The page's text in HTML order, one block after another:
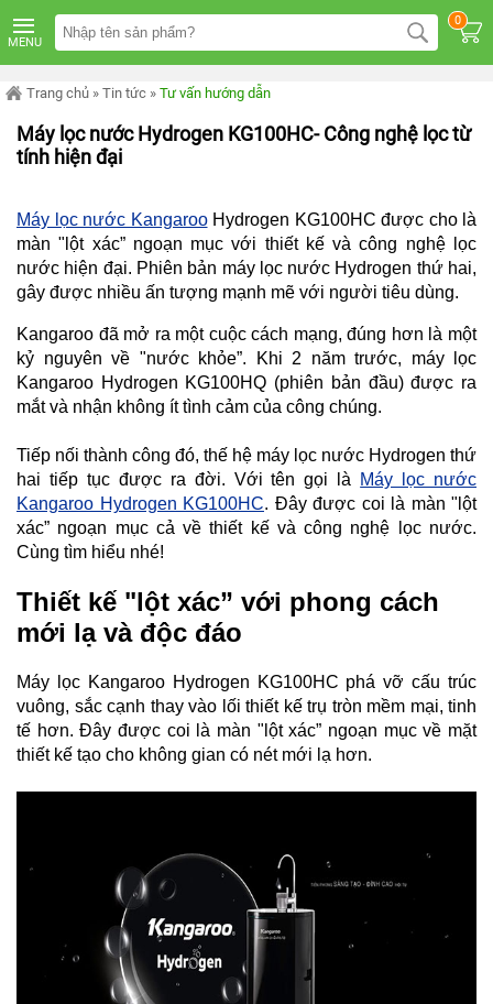
MENU
0
TRANG
CHỦ
LỌC
KANGAROO
ÂM
TỦ
LỌC
NƯỚC
KANGAROO
TỦ
ĐỨNG
LỌC
NƯỚC
KANGAROO
ĐỂ
BÀN
LỌC
NƯỚC
KANGAROO
MÁY
HYDROGEN
KANGAROO
LỌC
NƯỚC
NÓNG
LẠNH
KANGAROO
NƯỚC
Trang chủ » Tin tức » Tư vấn hướng dẫn
Máy lọc nước Hydrogen KG100HC- Công nghệ lọc từ
tính hiện đại
Máy lọc nước KangarooHydrogen KG100HC được cho là
màn "lột xác” ngoạn mục với thiết kế và công nghệ lọc
nước hiện đại. Phiên bản máy lọc nước Hydrogen thứ hai,
gây được nhiều ấn tượng mạnh mẽ với người tiêu dùng.
Kangaroo đã mở ra một cuộc cách mạng, đúng hơn là một
kỷ nguyên về "nước khỏe”. Khi 2 năm trước, máy lọc
Kangaroo Hydrogen KG100HQ (phiên bản đầu) được ra
mắt và nhận không ít tình cảm của công chúng.
Tiếp nối thành công đó, thế hệ máy lọc nước Hydrogen thứ
hai tiếp tục được ra đời. Với tên gọi là
Máy lọc nước
Kangaroo Hydrogen KG100HC. Đây được coi là màn "lột
xác” ngoạn mục cả về thiết kế và công nghệ lọc nước.
Cùng tìm hiểu nhé!
Thiết kế "lột xác” với phong cách
mới lạ và độc đáo
Máy lọc Kangaroo Hydrogen KG100HC phá vỡ cấu trúc
vuông, sắc cạnh thay vào lối thiết kế trụ tròn mềm mại, tinh
tế hơn. Đây được coi là màn "lột xác” ngoạn mục về mặt
thiết kế tạo cho không gian có nét mới lạ hơn.